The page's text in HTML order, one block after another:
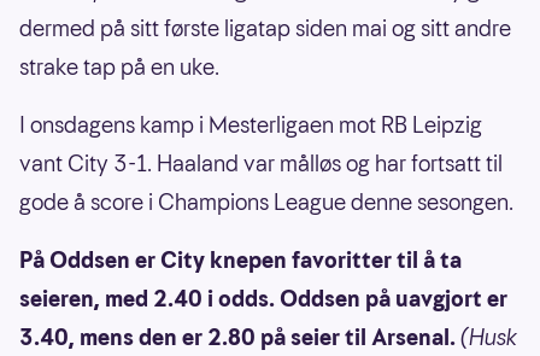
dermed på sitt første ligatap siden mai og sitt andre
strake tap på en uke.
I onsdagens kamp i Mesterligaen mot RB Leipzig
vant City 3-1. Haaland var målløs og har fortsatt til
gode å score i Champions League denne sesongen.
På Oddsen er City knepen favoritter til å ta
seieren, med 2.40 i odds. Oddsen på uavgjort er
3.40, mens den er 2.80 på seier til Arsenal.(Husk